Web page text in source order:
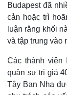
Thế giới
Budapest đã
cản hoặc trì
luận rằng khối
và tập trung vào
Các thành viên
quân sự trị giá
Tây Ban Nha